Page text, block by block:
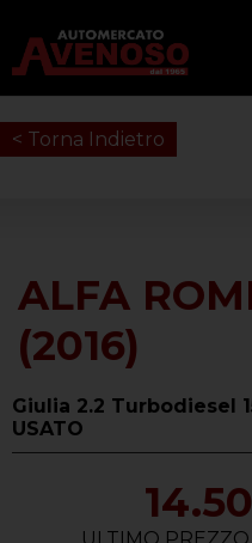
< Torna Indietro
ALFA
(2016)
Giulia 2.2 Turbodiesel
USATO